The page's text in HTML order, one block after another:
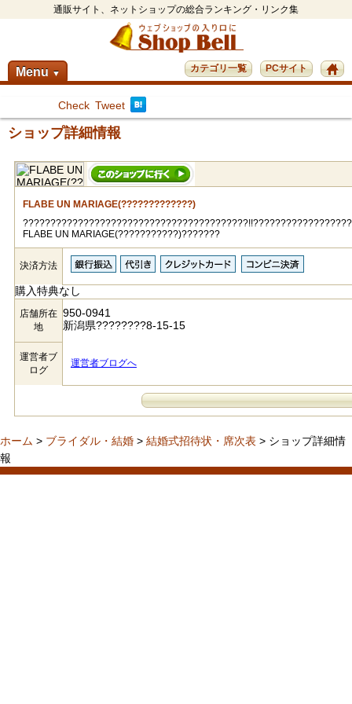
通販サイト、ネットショップの総合ランキング・リンク集
Menu ▼ PCサイト
カテゴリ一覧
Check Tweet
ショップ詳細情報
FLABE UN MARIAGE(?????????????)
FLABE UN MARIAGE(???????????)???????
決済方法
購入特典なし
店舗所在
地
950-0941
新潟県????????8-15-15
運営者ブ
ログ
運営者ブログへ
ホーム > ブライダル・結婚 > 結婚式招待状・席次表 > ショップ詳細情
報